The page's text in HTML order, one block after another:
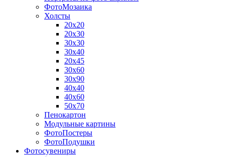
ФотоМозаика
Холсты
20х20
20х30
30х30
30х40
20х45
30х60
30х90
40х40
40х60
50х70
Пенокартон
Модульные картины
ФотоПостеры
ФотоПодушки
Фотоcувениры